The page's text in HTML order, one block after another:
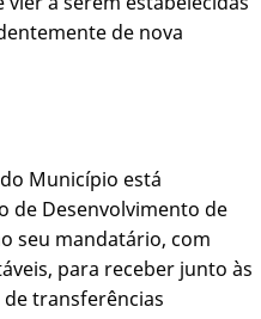
de nova
Município está
de Desenvolvimento de
seu mandatário, com
para receber junto às
transferências